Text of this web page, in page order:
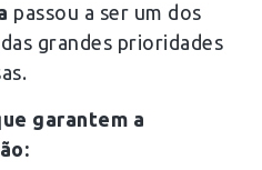
passou a ser um dos
grandes prioridades
garantem a